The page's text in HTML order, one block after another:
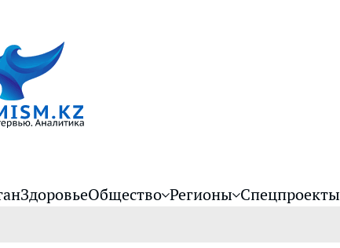
ЗдоровьеОбщество Регионы Спецпроекты